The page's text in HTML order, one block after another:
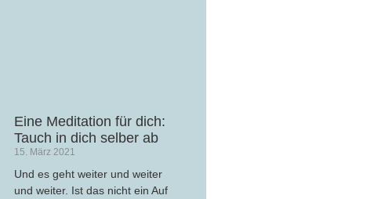
Eine Meditation für dich:
Tauch in dich selber ab
15. März 2021
Und es geht weiter und weiter
und weiter. Ist das nicht ein Auf